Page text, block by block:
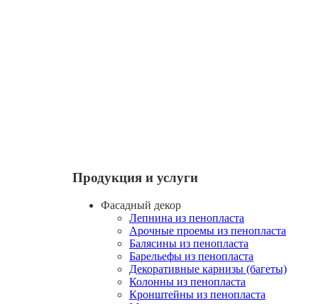
Продукция и услуги
Фасадный декор
Лепнина из пенопласта
Арочные проемы из пенопласта
Балясины из пенопласта
Барельефы из пенопласта
Декоративные карнизы (багеты)
Колонны из пенопласта
Кронштейны из пенопласта